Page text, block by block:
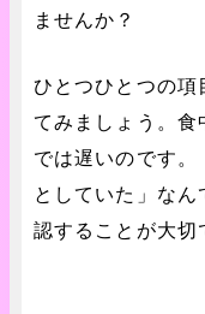
ませんか？
ひとつひとつの項
てみましょう。食
では遅いのです
としていた」な
認することが大切